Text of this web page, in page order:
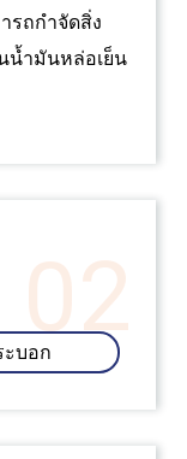
รถกำจัดสิ่ง
น้ำมันหล่อเย็น
02